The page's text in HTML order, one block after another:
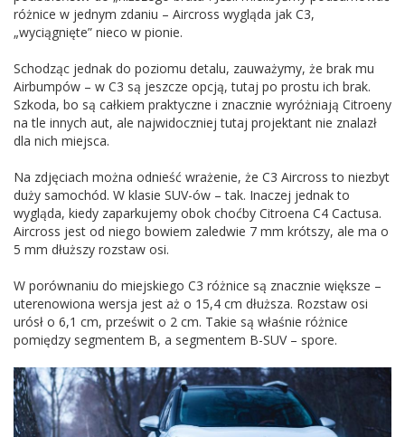
różnice w jednym zdaniu – Aircross wygląda jak C3,
„wyciągnięte” nieco w pionie.
Schodząc jednak do poziomu detalu, zauważymy, że brak mu
Airbumpów – w C3 są jeszcze opcją, tutaj po prostu ich brak.
Szkoda, bo są całkiem praktyczne i znacznie wyróżniają Citroeny
na tle innych aut, ale najwidoczniej tutaj projektant nie znalazł
dla nich miejsca.
Na zdjęciach można odnieść wrażenie, że C3 Aircross to niezbyt
duży samochód. W klasie SUV-ów – tak. Inaczej jednak to
wygląda, kiedy zaparkujemy obok choćby Citroena C4 Cactusa.
Aircross jest od niego bowiem zaledwie 7 mm krótszy, ale ma o
5 mm dłuższy rozstaw osi.
W porównaniu do miejskiego C3 różnice są znacznie większe –
uterenowiona wersja jest aż o 15,4 cm dłuższa. Rozstaw osi
urósł o 6,1 cm, prześwit o 2 cm. Takie są właśnie różnice
pomiędzy segmentem B, a segmentem B-SUV – spore.